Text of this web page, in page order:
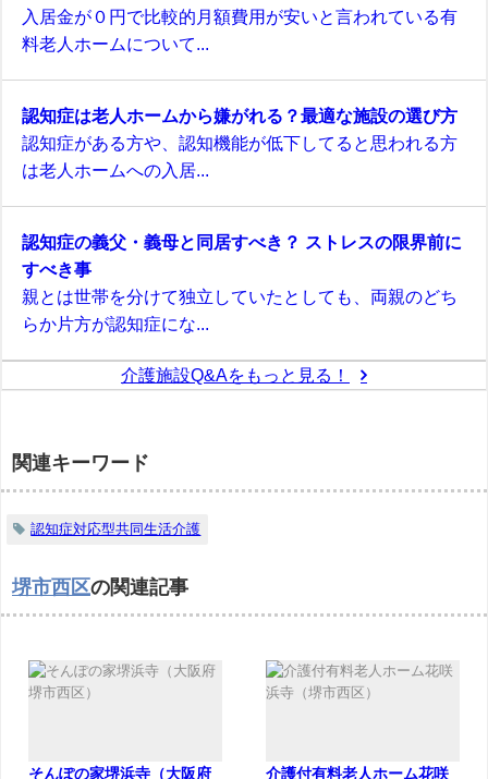
入居金が０円で比較的月額費用が安いと言われている有
料老人ホームについて...
認知症は老人ホームから嫌がれる？最適な施設の選び方
認知症がある方や、認知機能が低下してると思われる方
は老人ホームへの入居...
認知症の義父・義母と同居すべき？ ストレスの限界前に
すべき事
親とは世帯を分けて独立していたとしても、両親のどち
らか片方が認知症にな...
介護施設Q&Aをもっと見る！
関連キーワード
認知症対応型共同生活介護
堺市西区の関連記事
そんぽの家堺浜寺（大阪府 介護付有料老人ホーム花咲